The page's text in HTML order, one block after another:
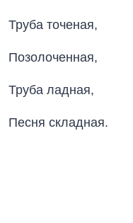
Труба точеная,
Позолоченная,
Труба ладная,
Песня складная.